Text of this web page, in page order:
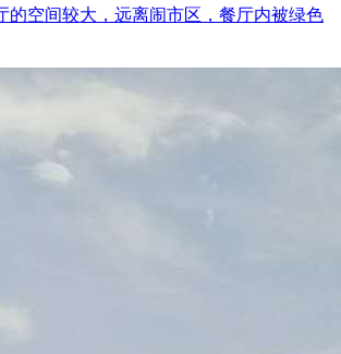
的空间较大，远离闹市区，餐厅内被绿色